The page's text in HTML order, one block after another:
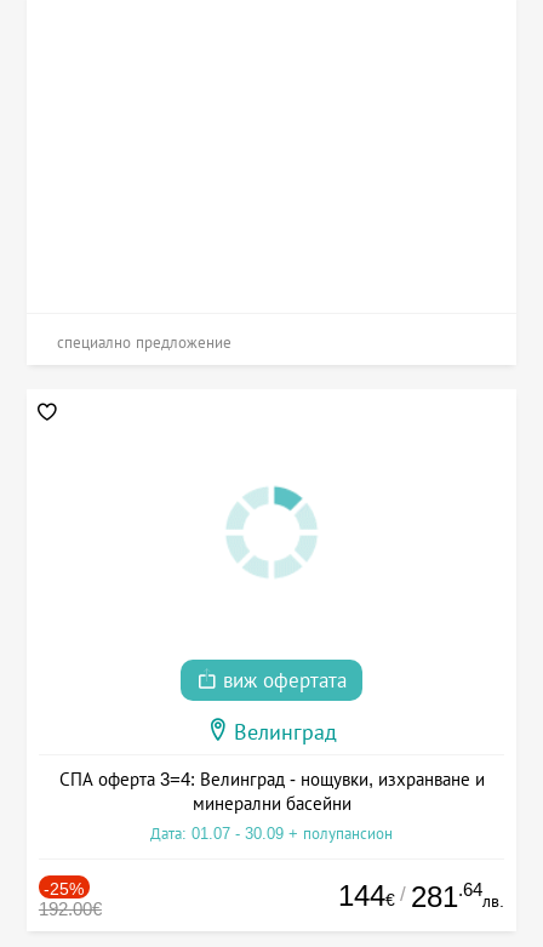
специално предложение
виж офертата
Велинград
СПА оферта 3=4: Велинград - нощувки, изхранване и
минерални басейни
Дата: 01.07 - 30.09 + полупансион
-25%
192.00€ 144€ / 281.64
лв.